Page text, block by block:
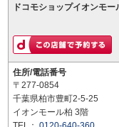
ドコモショップイオンモー
住所/電話番号
〒277-0854
千葉県柏市豊町2-5-25
イオンモール柏 3階